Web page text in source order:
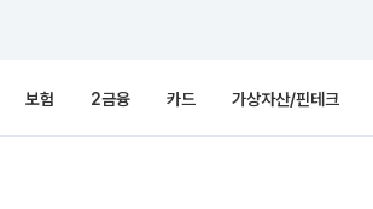
보험 2금융 카드 가상자산/핀테크